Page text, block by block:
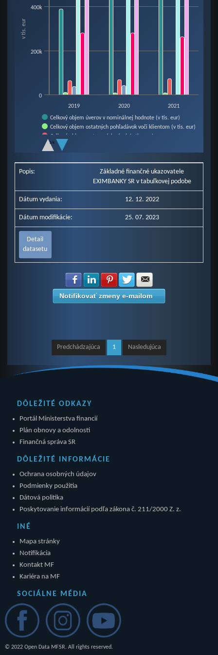
View as data table, Chart
The chart has 1 X axis displaying categories.
The chart has 1 Y axis displaying v tis. eur. Data ranges from 9921 to
v tis. eur
Celkový objem úverov v nominálnej hodnote (v tis. eur)
Celkový objem ostatných pohľadávok voči klientom (v tis. eur)
Celkový objem vystavených antikorona záruk (v tis. eur)
Vlastné imanie (v tis. eur)
Bilančná suma (v tis. eur)
1/4
2019 2020 2021
0
200k
400k
Popis:
Základné finančné ukazovatele
EXIMBANKY SR v tabuľkovej podobe
Dátum vydania: 12. 12. 2022
Dátum modifikácie: 25. 07. 2023
Detail
datasetu
Zdielať na Facebook
Zdielať na LinkedIn
Zdielať na Pinterest
Zdielať na Twitter
Notifikovať zmeny e-mailom
Predchádzajúca 1 Nasledujúca
DÔLEŽITÉ ODKAZY
Portál Ministerstva financií
Plán obnovy a odolnosti
Finančná správa SR
DÔLEŽITÉ INFORMÁCIE
Ochrana osobných údajov
Podmienky použitia
Dátová politika
Poskytovanie informácií podľa zákona č. 211/2000 Z. z.
INÉ
Mapa stránky
Notifikácia
Kontakt MF
Kariéra na MF
SOCIÁLNE MÉDIA
© 2022 Open Data MFSR. All rights reserved.